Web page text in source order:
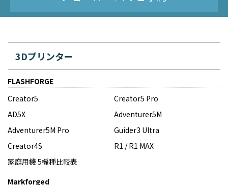
3Dプリンター
FLASHFORGE
Creator5
Creator5 Pro
AD5X
Adventurer5M
Adventurer5M Pro
Guider3 Ultra
Creator4S
R1 / R1 MAX
家庭用機 5機種比較表
Markforged